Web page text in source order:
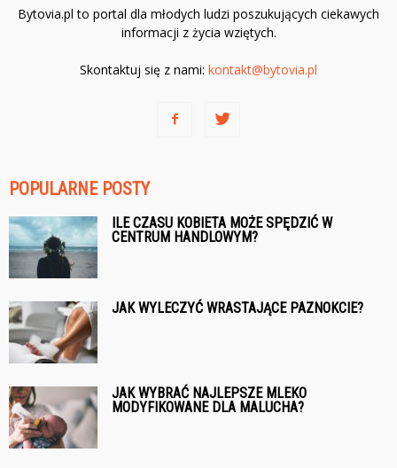
Bytovia.pl to portal dla młodych ludzi poszukujących ciekawych
informacji z życia wziętych.
Skontaktuj się z nami: kontakt@bytovia.pl
POPULARNE POSTY
ILE CZASU KOBIETA MOŻE SPĘDZIĆ W
CENTRUM HANDLOWYM?
JAK WYLECZYĆ WRASTAJĄCE PAZNOKCIE?
JAK WYBRAĆ NAJLEPSZE MLEKO
MODYFIKOWANE DLA MALUCHA?